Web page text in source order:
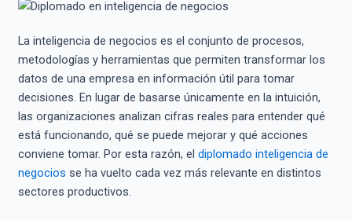
La inteligencia de negocios es el conjunto de procesos,
metodologías y herramientas que permiten transformar los
datos de una empresa en información útil para tomar
decisiones. En lugar de basarse únicamente en la intuición,
las organizaciones analizan cifras reales para entender qué
está funcionando, qué se puede mejorar y qué acciones
conviene tomar. Por esta razón, el diplomado inteligencia de
negocios se ha vuelto cada vez más relevante en distintos
sectores productivos.